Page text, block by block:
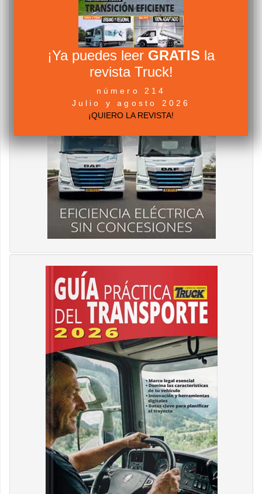
¡Ya puedes leer GRATIS la
revista Truck!
número 214
Julio y agosto 2026
¡QUIERO LA REVISTA!